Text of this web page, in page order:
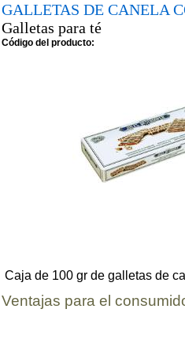
GALLETAS DE CANELA
Galletas para té
Código del producto:
Caja de 100 gr de galletas de
Ventajas para el